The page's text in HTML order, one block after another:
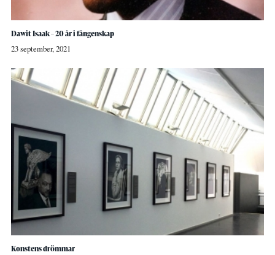
Dawit Isaak – 20 år i fångenskap
23 september, 2021
Konstens drömmar